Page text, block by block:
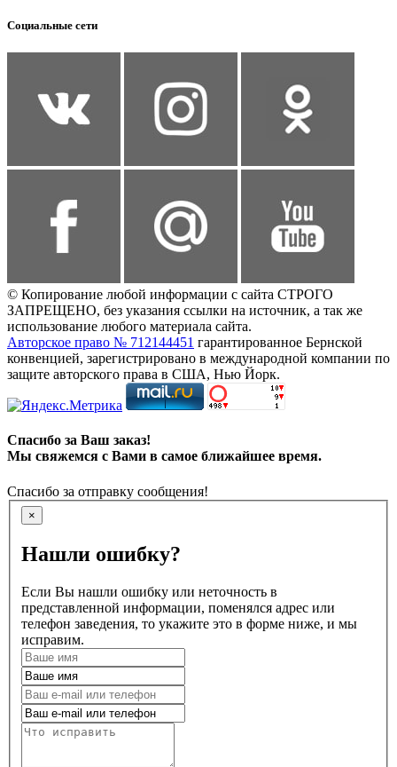
Социальные сети
© Копирование любой информации с сайта СТРОГО
ЗАПРЕЩЕНО, без указания ссылки на источник, а так же
использование любого материала сайта.
Авторское право № 712144451 гарантированное Бернской
конвенцией, зарегистрировано в международной компании по
защите авторского права в США, Нью Йорк.
Спасибо за Ваш заказ!
Мы свяжемся с Вами в самое ближайшее время.
Спасибо за отправку сообщения!
×
Нашли ошибку?
Если Вы нашли ошибку или неточность в
представленной информации, поменялся адрес или
телефон заведения, то укажите это в форме ниже, и мы
исправим.